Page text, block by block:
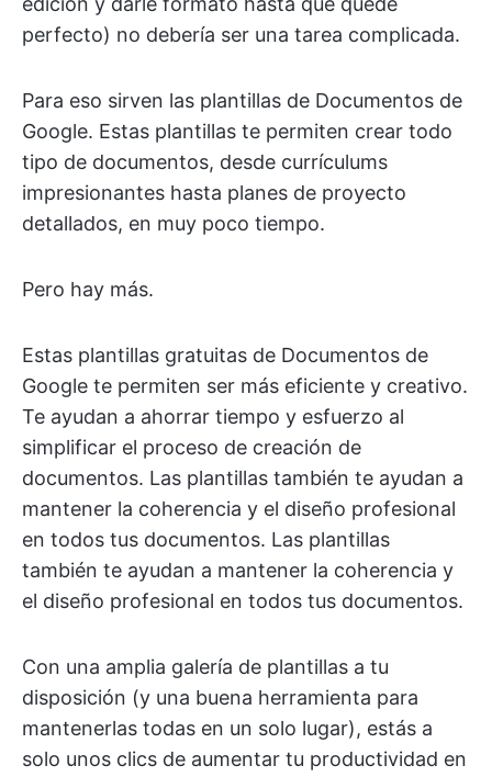
perfecto) no debería ser una tarea complicada.
Para eso sirven las plantillas de Documentos de
Google. Estas plantillas te permiten crear todo
tipo de documentos, desde currículums
impresionantes hasta planes de proyecto
detallados, en muy poco tiempo.
Pero hay más.
Estas plantillas gratuitas de Documentos de
Google te permiten ser más eficiente y creativo.
Te ayudan a ahorrar tiempo y esfuerzo al
simplificar el proceso de creación de
documentos. Las plantillas también te ayudan a
mantener la coherencia y el diseño profesional
en todos tus documentos. Las plantillas
también te ayudan a mantener la coherencia y
el diseño profesional en todos tus documentos.
Con una amplia galería de plantillas a tu
disposición (y una buena herramienta para
mantenerlas todas en un solo lugar), estás a
solo unos clics de aumentar tu productividad en